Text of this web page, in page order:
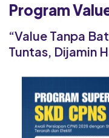
Program
“Value Tanpa
Tuntas, Dijamin